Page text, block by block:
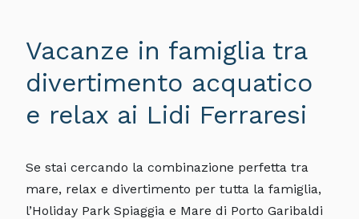
Vacanze in famiglia tra
divertimento acquatico
e relax ai Lidi Ferraresi
Se stai cercando la combinazione perfetta tra
mare, relax e divertimento per tutta la famiglia,
l’Holiday Park Spiaggia e Mare di Porto Garibaldi